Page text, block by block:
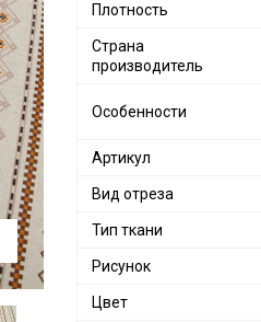
Плотность
Страна
производитель
Особенности
Артикул
Вид отреза
Тип ткани
Рисунок
Цвет